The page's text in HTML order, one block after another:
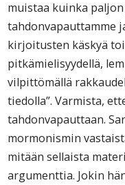
muistaa kuinka
tahdonvapauttamme
kirjoitusten käskyä
pitkämielisyydellä,
vilpittömällä
tiedolla”. Varmista,
tahdonvapauttaan.
mormonismin
mitään sellaista
argumenttia. Jokin